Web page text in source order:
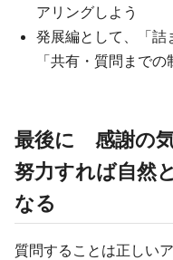
アリングしよう
発展編として、「詰
「共有・質問まで
最後に 感謝の
努力すれば自然
なる
質問することは正しい